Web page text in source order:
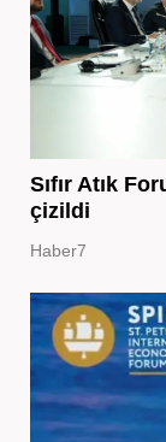
Sıfır Atık
çizildi
Haber7